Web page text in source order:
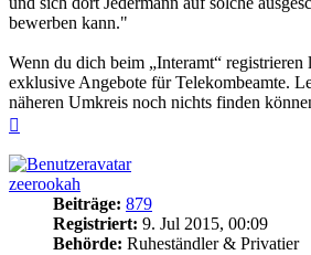
bewerben kann."
Wenn du dich beim „Interamt“ registrieren
exklusive Angebote für Telekombeamte.
näheren Umkreis noch nichts finden
zeerookah
Beiträge: 879
Registriert: 9. Jul 2015, 00:09
Behörde: Ruheständler & Privatier